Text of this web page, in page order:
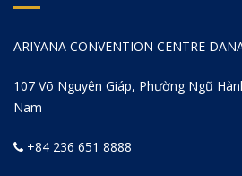
ARIYANA CONVENTION CENTRE
107 Võ Nguyên Giáp, Phường Ngũ
Nam
+84 236 651 8888